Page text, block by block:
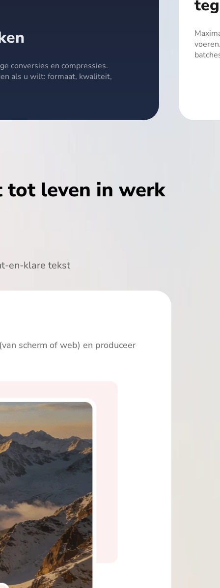
Sla meerdere
Maximaliseer de downloadefficiëntie
downloaden van volledige
tot leven in werk
en-klare tekst
scherm of web) en produceer